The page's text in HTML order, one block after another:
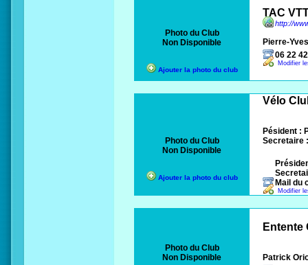
Photo du Club
Non Disponible
Ajouter la photo du club
TAC
http://
Pierre-
06 22
Modifier
Photo du Club
Non Disponible
Ajouter la photo du club
Vélo
Pésident :
Secretaire
Mail du
Modifier
Photo du Club
Non Disponible
Entente
Patrick